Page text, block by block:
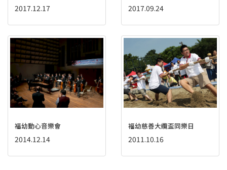
2017.12.17 2017.09.24
福幼動心音樂會
2014.12.14
福幼慈善大纜盃同樂日
2011.10.16